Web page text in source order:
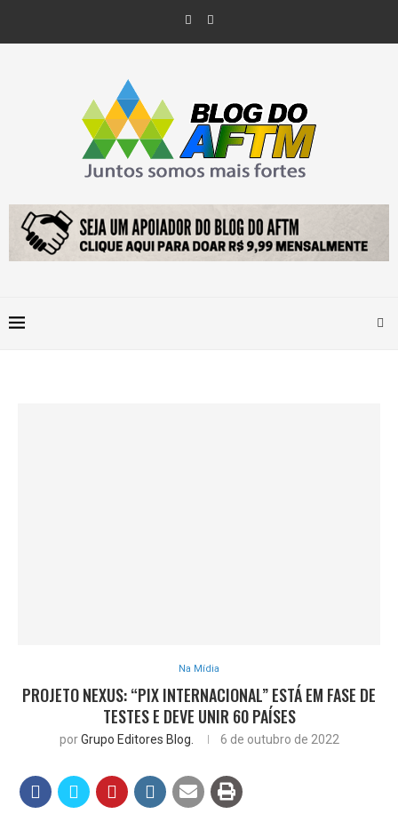
Na Mídia
PROJETO NEXUS: “PIX INTERNACIONAL” ESTÁ EM FASE DE
TESTES E DEVE UNIR 60 PAÍSES
porGrupo Editores Blog. 6 de outubro de 2022